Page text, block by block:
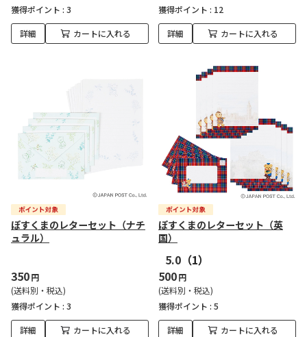
獲得ポイント : 3
詳細 カートに入れる
獲得ポイント : 12
詳細 カートに入れる
ぽすくまのレターセット（ナチ
ュラル）
350円
(送料別・税込)
獲得ポイント : 3
詳細 カートに入れる
ぽすくまのレターセット（英
国）
5.0 （1）
500円
(送料別・税込)
獲得ポイント : 5
詳細 カートに入れる